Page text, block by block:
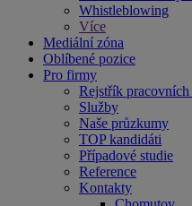
Whistleblowing
Více
Mediální zóna
Oblíbené pozice
Pro firmy
Rejstřík
Služby
Naše průzkumy
TOP kandidáti
Případové studie
Reference
Kontakty